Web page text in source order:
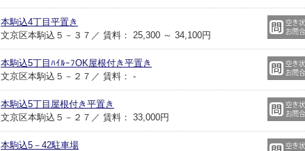
本駒込4丁目平置き
文京区本駒込５－３７／ 賃料： 25,300 ～ 34,100円
本駒込5丁目ﾊｲﾙｰﾌOK屋根付き平置き
文京区本駒込５－２７／ 賃料： -
本駒込5丁目屋根付き平置き
文京区本駒込５－２７／ 賃料： 33,000円
本駒込5－42駐車場